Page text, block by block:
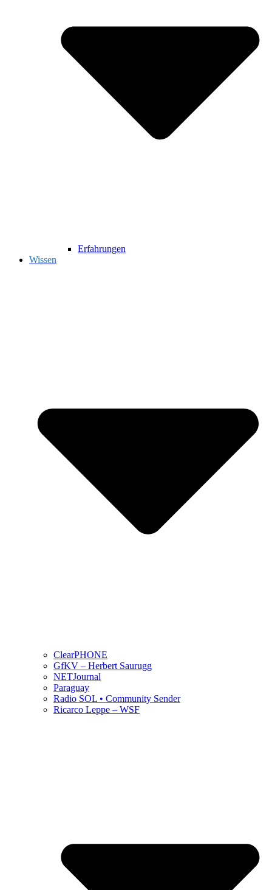
Erfahrungen
Wissen
ClearPHONE
GfKV – Herbert Saurugg
NETJournal
Paraguay
Radio SOL • Community Sender
Ricarco Leppe – WSF